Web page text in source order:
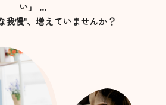
い」 …
我慢"、増えていませんか？